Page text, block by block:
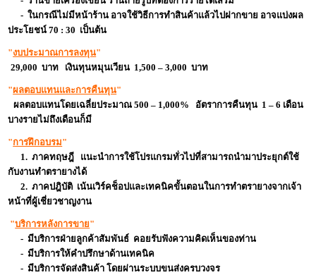
- ในกรณีไม่มีหน้าร้าน อาจใช้วิธีการทำสินค้าแล้วไปฝากขาย อาจแบ่งผล
ประโยชน์ 70 : 30 เป็นต้น
"งบประมาณการลงทุน"
29,000 บาท เงินทุนหมุนเวียน 1,500 – 3,000 บาท
"ผลตอบแทนและการคืนทุน"
ผลตอบแทนโดยเฉลี่ยประมาณ 500 – 1,000% อัตราการคืนทุน 1 – 6 เดือน
บางรายไม่ถึงเดือนก็มี
"การฝึกอบรม"
1. ภาคทฤษฎี แนะนำการใช้โปรแกรมทั่วไปที่สามารถนำมาประยุกต์ใช้
กับงานทำตรายางได้
2. ภาคปฎิบัติ เน้นเวิร์คช็อปและเทคนิคขั้นตอนในการทำตรายางจากเจ้า
หน้าที่ผู้เชี่ยวชาญงาน
"บริการหลังการขาย"
- มีบริการฝ่ายลูกค้าสัมพันธ์ คอยรับฟังความคิดเห็นของท่าน
- มีบริการให้คำปรึกษาด้านเทคนิค
- มีบริการจัดส่งสินค้า โดยผ่านระบบขนส่งครบวงจร